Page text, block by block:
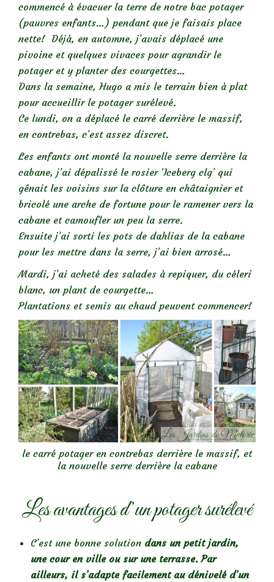
commencé à évacuer la terre de notre bac potager
(pauvres enfants…) pendant que je faisais place
nette! Déjà, en automne, j’avais déplacé une
pivoine et quelques vivaces pour agrandir le
potager et y planter des courgettes…
Dans la semaine, Hugo a mis le terrain bien à plat
pour accueillir le potager surélevé.
Ce lundi, on a déplacé le carré derrière le massif,
en contrebas, c’est assez discret.
Les enfants ont monté la nouvelle serre derrière la
cabane, j’ai dépalissé le rosier ‘Iceberg clg’ qui
gênait les voisins sur la clôture en châtaignier et
bricolé une arche de fortune pour le ramener vers la
cabane et camoufler un peu la serre.
Ensuite j’ai sorti les pots de dahlias de la cabane
pour les mettre dans la serre, j’ai bien arrosé…
Mardi, j’ai acheté des salades à repiquer, du céleri
blanc, un plant de courgette…
Plantations et semis au chaud peuvent commencer!
le carré potager en contrebas derrière le massif, et
la nouvelle serre derrière la cabane
Les avantages d’un potager surélevé
C’est une bonne solution dans un petit jardin,
une cour en ville ou sur une terrasse.Par
ailleurs, il s’adapte facilement au dénivelé d’un